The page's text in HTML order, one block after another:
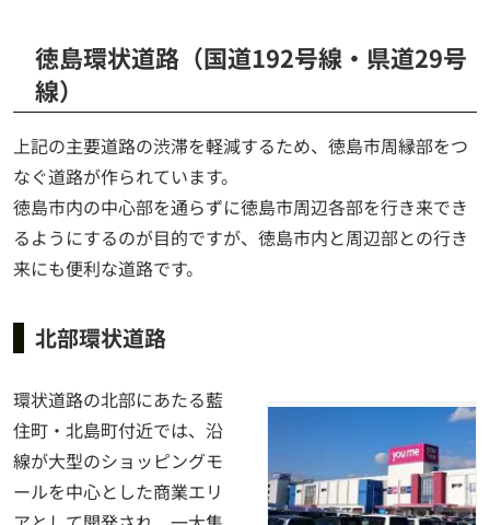
徳島環状道路（国道192号線・県道29号
線）
上記の主要道路の渋滞を軽減するため、徳島市周縁部をつ
なぐ道路が作られています。
徳島市内の中心部を通らずに徳島市周辺各部を行き来でき
るようにするのが目的ですが、徳島市内と周辺部との行き
来にも便利な道路です。
北部環状道路
環状道路の北部にあたる藍
住町・北島町付近では、沿
線が大型のショッピングモ
ールを中心とした商業エリ